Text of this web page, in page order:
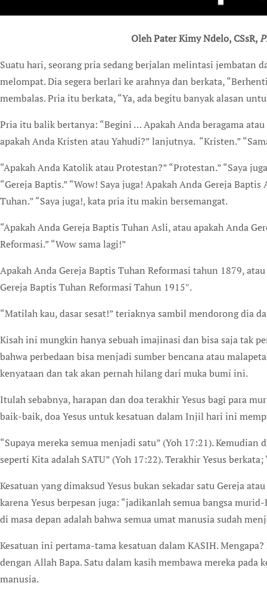
Oleh Pater Kimy Ndelo, CSsR,
Suatu hari, seorang pria sedang berjalan melintasi jembatan
melompat. Dia segera berlari ke arahnya dan berkata,
membalas. Pria itu berkata, “Ya, ada begitu banyak alasan
Pria itu balik bertanya: “Begini … Apakah Anda beragama atau
apakah Anda Kristen atau Yahudi?” lanjutnya. “Kristen.”
“Apakah Anda Katolik atau Protestan?” “Protestan.” “Saya
“Gereja Baptis.” “Wow! Saya juga! Apakah Anda Gereja
Tuhan.” “Saya juga!, kata pria itu makin bersemangat.
“Apakah Anda Gereja Baptis Tuhan Asli, atau apakah Anda
Reformasi.” “Wow sama lagi!”
Apakah Anda Gereja Baptis Tuhan Reformasi tahun 1879,
Gereja Baptis Tuhan Reformasi Tahun 1915″.
“Matilah kau, dasar sesat!” teriaknya sambil mendorong dia
Kisah ini mungkin hanya sebuah imajinasi dan bisa saja tak
bahwa perbedaan bisa menjadi sumber bencana atau
kenyataan dan tak akan pernah hilang dari muka bumi ini.
Itulah sebabnya, harapan dan doa terakhir Yesus bagi para
baik-baik, doa Yesus untuk kesatuan dalam Injil hari ini
“Supaya mereka semua menjadi satu” (Yoh 17:21).
seperti Kita adalah SATU” (Yoh 17:22). Terakhir Yesus
Kesatuan yang dimaksud Yesus bukan sekadar satu Gereja
karena Yesus berpesan juga: “jadikanlah semua bangsa
di masa depan adalah bahwa semua umat manusia sudah
Kesatuan ini pertama-tama kesatuan dalam KASIH.
dengan Allah Bapa. Satu dalam kasih membawa mereka
manusia.